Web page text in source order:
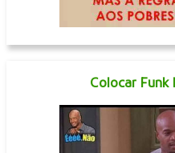
Colocar